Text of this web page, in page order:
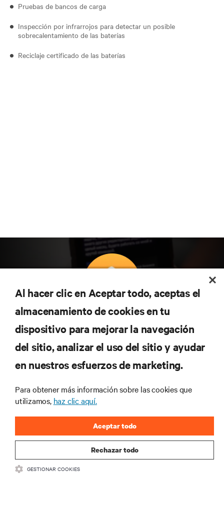
Pruebas de bancos de carga
Inspección por infrarrojos para detectar un posible
sobrecalentamiento de las baterías
Reciclaje certificado de las baterías
Suscríbete para conocer las últimas tendencias
tecnológicas
Recibe actualizaciones periódicas sobre los temas
más importantes del sector, con los últimos debates
y perspectivas de expertos sobre gestión de
centros de datos y gestión de infraestructuras.
REGÍSTRATE AHORA
Al hacer clic en Aceptar todo, aceptas el
almacenamiento de cookies en tu
dispositivo para mejorar la navegación
del sitio, analizar el uso del sitio y ayudar
en nuestros esfuerzos de marketing.
Para obtener más información sobre las cookies que
utilizamos, haz clic aquí.
Rechazar todo
Aceptar todo
GESTIONAR COOKIES